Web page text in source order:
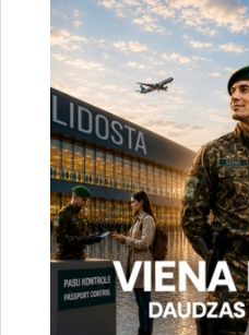
Noslēgušās Valsts
starptautiskās
“RONIS 2026”
27.07.2026. Sabiedriskie
2026. gada 6. augusts
valsts iekšienē